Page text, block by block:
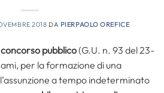
2018 DA PIERPAOLO OREFICE
concorso pubblico(G.U. n. 93 del 23-
per la formazione di una
a tempo indeterminato